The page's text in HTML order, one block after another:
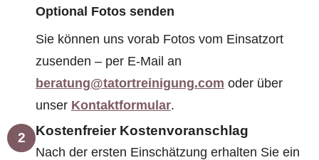
Optional Fotos senden
Sie können uns vorab Fotos vom Einsatzort
zusenden – per E-Mail an
beratung@tatortreinigung.com oder über
unser Kontaktformular.
2 Kostenfreier Kostenvoranschlag
Nach der ersten Einschätzung erhalten Sie ein